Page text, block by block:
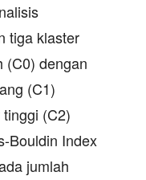
tiga klaster
(C0) dengan
(C1)
(C2)
Bouldin Index
jumlah